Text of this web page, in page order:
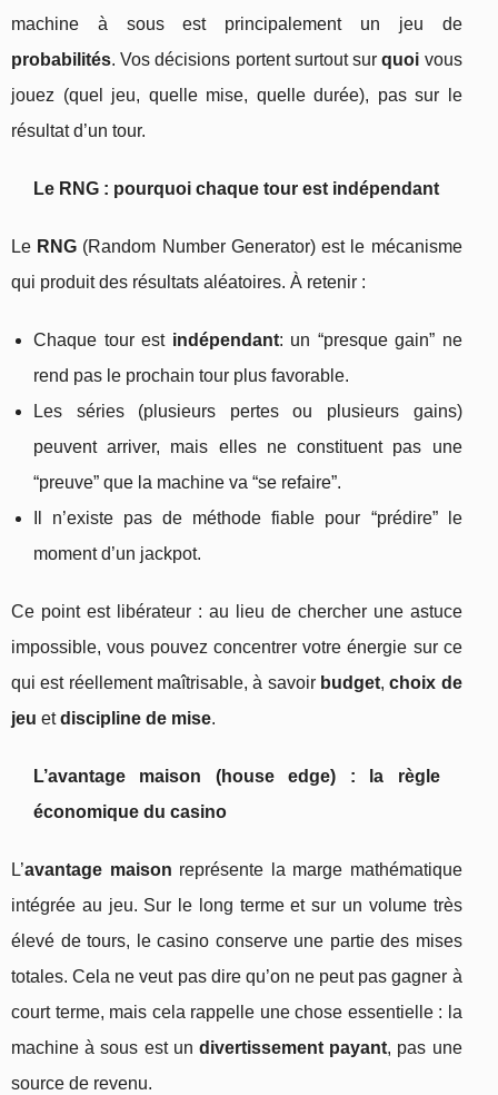
machine à sous est principalement un jeu de
probabilités. Vos décisions portent surtout surquoi vous
jouez (quel jeu, quelle mise, quelle durée), pas sur le
résultat d’un tour.
Le RNG : pourquoi chaque tour est indépendant
Le RNG (Random Number Generator) est le mécanisme
qui produit des résultats aléatoires. À retenir :
Chaque tour est indépendant: un “presque gain” ne
rend pas le prochain tour plus favorable.
Les séries (plusieurs pertes ou plusieurs gains)
peuvent arriver, mais elles ne constituent pas une
“preuve” que la machine va “se refaire”.
Il n’existe pas de méthode fiable pour “prédire” le
moment d’un jackpot.
Ce point est libérateur : au lieu de chercher une astuce
impossible, vous pouvez concentrer votre énergie sur ce
qui est réellement maîtrisable, à savoir budget,choix de
jeu etdiscipline de mise.
L’avantage maison (house edge) : la règle
économique du casino
L’avantage maison représente la marge mathématique
intégrée au jeu. Sur le long terme et sur un volume très
élevé de tours, le casino conserve une partie des mises
totales. Cela ne veut pas dire qu’on ne peut pas gagner à
court terme, mais cela rappelle une chose essentielle : la
machine à sous est un divertissement payant, pas une
source de revenu.